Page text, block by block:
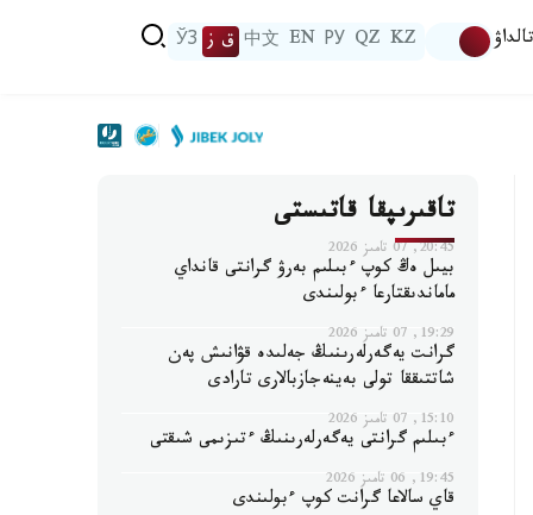
تالداۋ KZ
QZ
РУ
EN
中文 ق ز ЎЗ
تاقىرىپقا قاتىستى
20:45, 07 تامىز 2026
بيىل ەڭ كوپ ءبىلىم بەرۋ گرانتى قانداي
ماماندىقتارعا ءبولىندى
19:29, 07 تامىز 2026
گرانت يەگەرلەرىنىڭ جەلىدە قۋانىش پەن
شاتتىققا تولى بەينەجازبالارى تارادى
15:10, 07 تامىز 2026
ءبىلىم گرانتى يەگەرلەرىنىڭ ءتىزىمى شىقتى
19:45, 06 تامىز 2026
قاي سالاعا گرانت كوپ ءبولىندى